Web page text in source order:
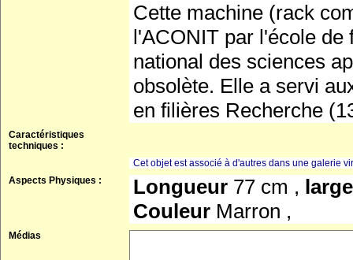
Cette machine (rack
l'ACONIT par l'école de
national des sciences
obsolète. Elle a servi
en filières Recherche
Caractéristiques
techniques :
Cet objet est associé à d'autres dans une galerie
Aspects Physiques :
Longueur 77 cm ,
Couleur Marron ,
Médias